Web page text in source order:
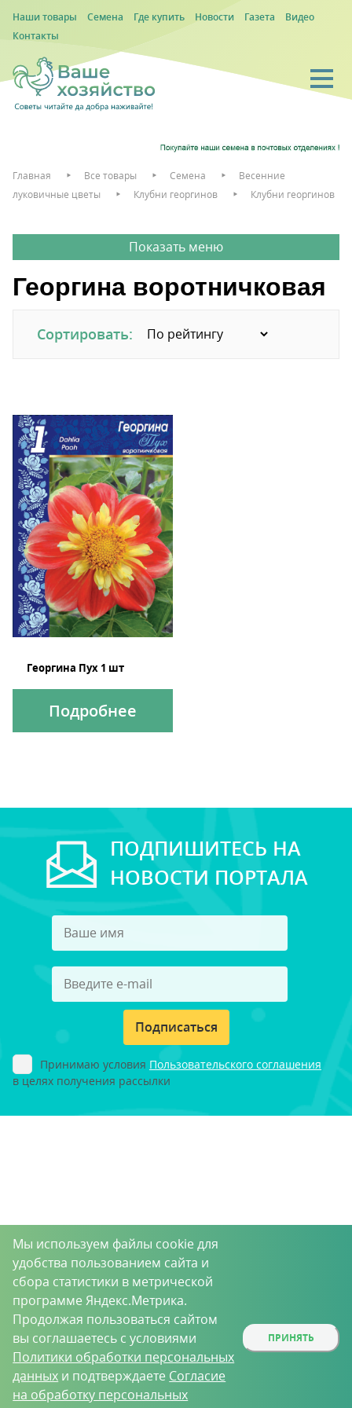
Наши товары Семена Где купить Новости Газета
Видео
Контакты
Главная Все товары Семена
Весенние
луковичные цветы
Клубни георгинов Клубни георгинов
Георгина воротничковая
Сортировать:
Георгина Пух 1 шт
Подробнее
ПОДПИШИТЕСЬ НА
НОВОСТИ ПОРТАЛА
Подписаться
Принимаю условия Пользовательского соглашения
в целях получения рассылки
Мы используем файлы cookie для
удобства пользованием сайта и
сбора статистики в метрической
программе Яндекс.Метрика.
Продолжая пользоваться сайтом
вы соглашаетесь с условиями
Политики обработки персональных
данных и подтверждаете Согласие
на обработку персональных
ПРИНЯТЬ